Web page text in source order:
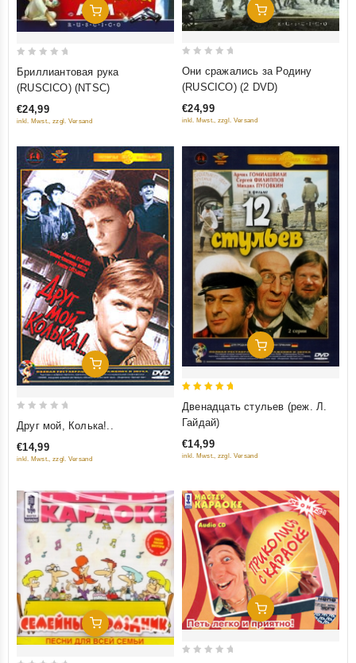
Добавить В Корзину
out
5
Бриллиантовая рука
(RUSCICO) (NTSC)
€24,99
inkl. Mwst., zzgl. Versand
Добавить В Корзину
5
Они сражались за Родину
(RUSCICO) (2 DVD)
€24,99
inkl. Mwst., zzgl. Versand
Добавить В Корзину
out
of
Друг мой, Колька!..
€14,99
inkl. Mwst., zzgl. Versand
Добавить В Корзину
out of 5
Двенадцать стульев (реж. Л.
Гайдай)
€14,99
inkl. Mwst., zzgl. Versand
Добавить В Корзину
Добавить В Корзину